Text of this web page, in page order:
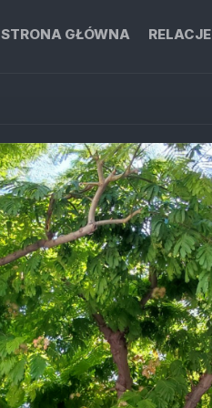
STRONA GŁÓWNA RELACJE